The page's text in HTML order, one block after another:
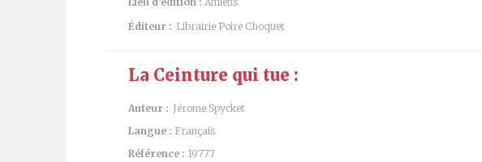
Éditeur : Librairie Poire Choquet
La Ceinture qui tue :
Auteur : Jérome Spycket
Langue : Français
Référence : 19777